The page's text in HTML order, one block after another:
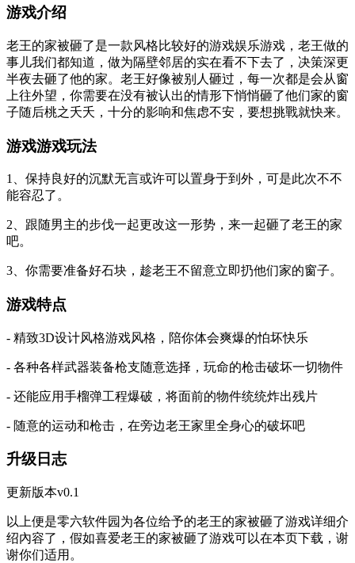
游戏介绍
老王的家被砸了是一款风格比较好的游戏娱乐游戏，老王做的
事儿我们都知道，做为隔壁邻居的实在看不下去了，决策深更
半夜去砸了他的家。老王好像被别人砸过，每一次都是会从窗
上往外望，你需要在没有被认出的情形下悄悄砸了他们家的窗
子随后桃之夭夭，十分的影响和焦虑不安，要想挑戰就快来。
游戏游戏玩法
1、保持良好的沉默无言或许可以置身于到外，可是此次不不
能容忍了。
2、跟随男主的步伐一起更改这一形势，来一起砸了老王的家
吧。
3、你需要准备好石块，趁老王不留意立即扔他们家的窗子。
游戏特点
- 精致3D设计风格游戏风格，陪你体会爽爆的怕坏快乐
- 各种各样武器装备枪支随意选择，玩命的枪击破坏一切物件
- 还能应用手榴弹工程爆破，将面前的物件统统炸出残片
- 随意的运动和枪击，在旁边老王家里全身心的破坏吧
升级日志
更新版本v0.1
以上便是零六软件园为各位给予的老王的家被砸了游戏详细介
绍內容了，假如喜爱老王的家被砸了游戏可以在本页下载，谢
谢你们适用。